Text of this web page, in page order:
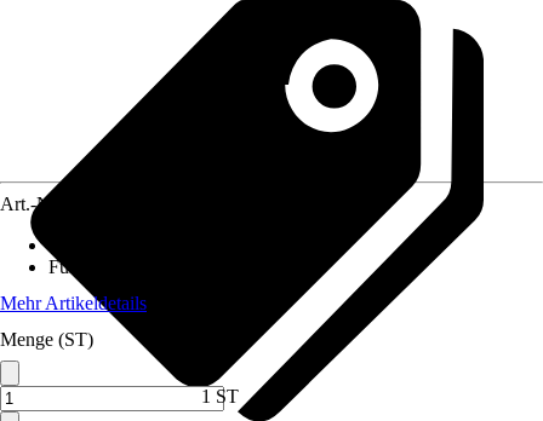
Art.-Nr.
Funktionen
Mehr Artikeldetails
Menge (ST)
1 ST